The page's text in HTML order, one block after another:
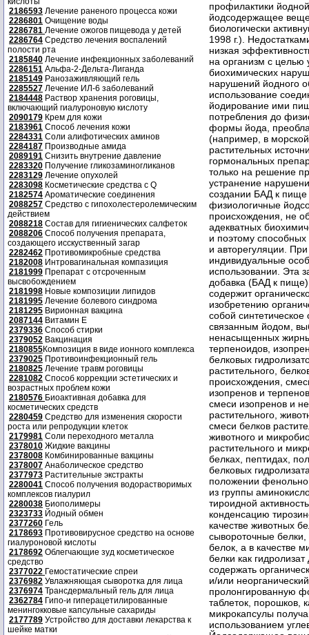
2186593 Лечение раненого процесса кожи
2286801 Очищение воды
2286781 Лечение ожогов пищевода у детей
2286764 Средство лечения воспалений
полости рта
2185840 Лечение инфекционных заболеваний
2286151 Альфа-2-Дельта-Лиганда
2185149 Ранозаживляющий гель
2285527 Лечение ИЛ-6 заболеваний
2184448 Раствор хранения роговицы,
включающий гиалуроновую кислоту
2090179 Крем для кожи
2183961 Способ лечения кожи
2284331 Соли алифотических аминов
2284187 Производные амида
2089191 Снизить внутрение давление
2283320 Получение гликозаминогликанов
2283129 Лечение опухолей
2283098 Косметические средства с Q
2182574 Ароматические соединения
2088257 Средство с гипохолестеролемическим
действием
2088218 Состав для гигиенических салфеток
2088206 Способ получения препарата,
создающего исскуственный загар
2282462 Противомикробные средства
2182008 Интровагинальная компазиция
2181999 Препарат с отсроченным
высвобождением
2181998 Новые композиции липидов
2181995 Лечение болевого синдрома
2181295 Вирионная вакцина
2087144 Витамин Е
2379336 Способ стирки
2379052 Вакцинация
2180855Композиция в виде ионного комплекса
2379025 Противоинфекционный гель
2180825 Лечение травм роговицы
2281082 Способ коррекции эстетических и
возрастных проблем кожи
2180576 Биоактивная добавка для
косметических средств
2280459 Средство для изменения скорости
роста или репродукции клеток
2179981 Соли переходного металла
2378010 Жидкие вакцины
2378008 Комбинированные вакцины
2378007 Анаболическое средство
2377973 Растительные экстракты
2280041 Способ получения водорастворимых
комплексов гиалурил
2280038 Биополимеры
2323733 Йодный обмен
2377260 Гель
2178693 Противовирусное средство на основе
гиалуроновой кислоты
2178692 Облегчающие зуд косметическое
средство
2377022 Гемостатические спреи
2376982 Увлажняющая сыворотка для лица
2376974 Трансдермальный гель для лица
2362784 Гипо-и гиперацетилированные
менингокковые капсульные сахариды
2177789 Устройство для доставки лекарства к
шейке матки